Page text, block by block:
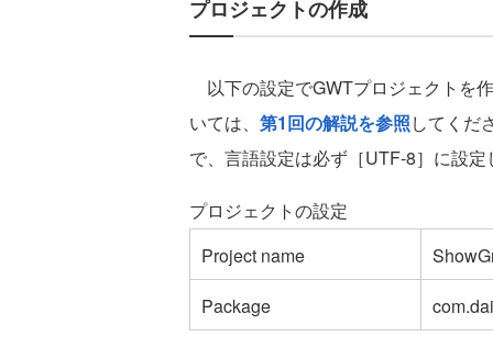
プロジェクトの作成
以下の設定でGWTプロジェクトを
いては、 第1回の解説を参照してくだ
で、言語設定は必ず［UTF-8］に設
プロジェクトの設定
Project name
Package